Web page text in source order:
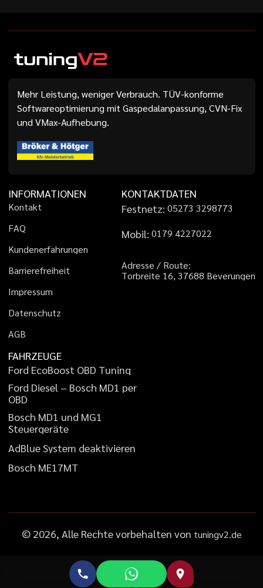
Mehr Leistung, weniger Verbrauch. TÜV-konforme
Softwareoptimierung mit Gaspedalanpassung, CVN-Fix
und VMax-Aufhebung.
INFORMATIONEN
Kontakt
FAQ
Kundenerfahrungen
Barrierefreiheit
Impressum
Datenschutz
AGB
KONTAKTDATEN
Festnetz: 05273 3298773
Mobil: 01 79 4227022
Adresse / Route:
Torbreite 16, 37688 Beverungen
FAHRZEUGE
Ford EcoBoost OBD Tuning
Ford Diesel – Bosch MD1 per
OBD
Bosch MD1 und MG1
Steuergeräte
AdBlueSystem deaktivieren
Bosch ME17MT
© 2026, Alle Rechte vorbehalten von tuningv2.de